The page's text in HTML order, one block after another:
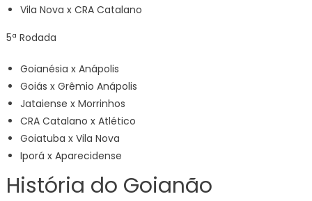
Vila Nova x CRA Catalano
5ª Rodada
Goianésia x Anápolis
Goiás x Grêmio Anápolis
Jataiense x Morrinhos
CRA Catalano x Atlético
Goiatuba x Vila Nova
Iporá x Aparecidense
História do Goianão